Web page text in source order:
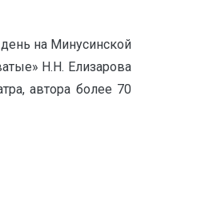
на Минусинской
Н.Н. Елизарова
автора более 70